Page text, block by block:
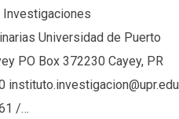
Universidad de Puerto
PO Box 372230 Cayey, PR
instituto.investigacion@upr.edu
/…